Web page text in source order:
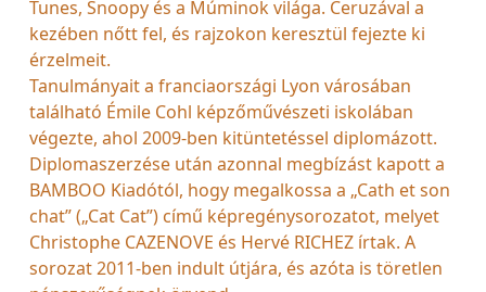
Tunes, Snoopy és a Múminok világa. Ceruzával a
kezében nőtt fel, és rajzokon keresztül fejezte ki
érzelmeit.
Tanulmányait a franciaországi Lyon városában
található Émile Cohl képzőművészeti iskolában
végezte, ahol 2009-ben kitüntetéssel diplomázott.
Diplomaszerzése után azonnal megbízást kapott a
BAMBOO Kiadótól, hogy megalkossa a „Cath et son
chat” („Cat Cat”) című képregénysorozatot, melyet
Christophe CAZENOVE és Hervé RICHEZ írtak. A
sorozat 2011-ben indult útjára, és azóta is töretlen